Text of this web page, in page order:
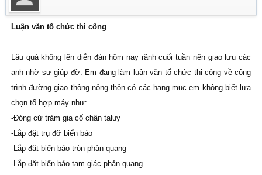
Luận văn tổ chức thi công
Lâu quá không lên diễn đàn hôm nay rãnh cuối tuần nên giao lưu các
anh nhờ sự giúp đỡ. Em đang làm luận văn tổ chức thi công về công
trình đường giao thông nông thôn có các hạng mục em không biết lựa
chọn tổ hợp máy như:
-Đóng cừ tràm gia cố chân taluy
-Lắp đặt trụ đỡ biển báo
-Lắp đặt biển báo tròn phản quang
-Lắp đặt biển báo tam giác phản quang